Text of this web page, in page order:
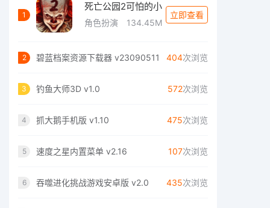
1
死亡公园2可怕的小
角色扮演 134.45M
立即查看
2 碧蓝档案资源下载器 v23090511 404次浏览
3 钓鱼大师3D v1.0 572次浏览
4 抓大鹅手机版 v1.10 475次浏览
5 速度之星内置菜单 v2.16 107次浏览
6 吞噬进化挑战游戏安卓版 v2.0 435次浏览